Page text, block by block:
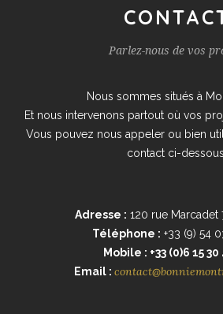
Parlez-nous de vos
Nous sommes situés à
Et nous intervenons partout où vos
Vous pouvez nous appeler ou bien
contact ci-dessous.
Adresse : 120 rue Marcadet
Téléphone : +33 (9) 54
Mobile : +33 (0)6 15 30
Email :